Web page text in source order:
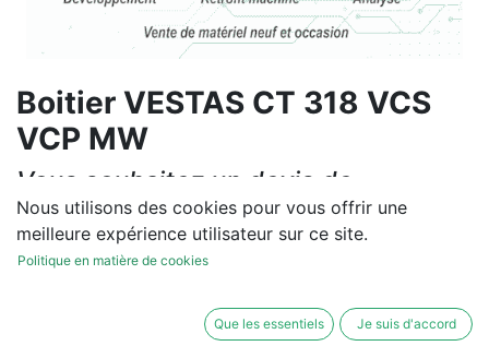
Boitier VESTAS CT 318 VCS
VCP MW
Vous souhaitez un devis de
réparation ou de vente, un
diagnostic sur site?
Nous utilisons des cookies pour vous offrir une
meilleure expérience utilisateur sur ce site.
Politique en matière de cookies
Que les essentiels Je suis d'accord